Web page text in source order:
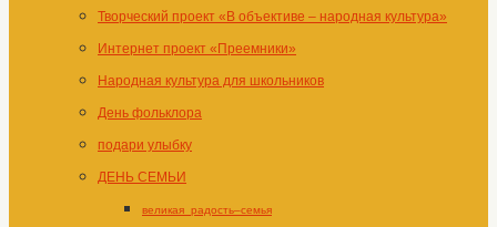
Творческий проект «В объективе – народная культура»
Интернет проект «Преемники»
Народная культура для школьников
День фольклора
подари улыбку
ДЕНЬ СЕМЬИ
великая_радость–семья